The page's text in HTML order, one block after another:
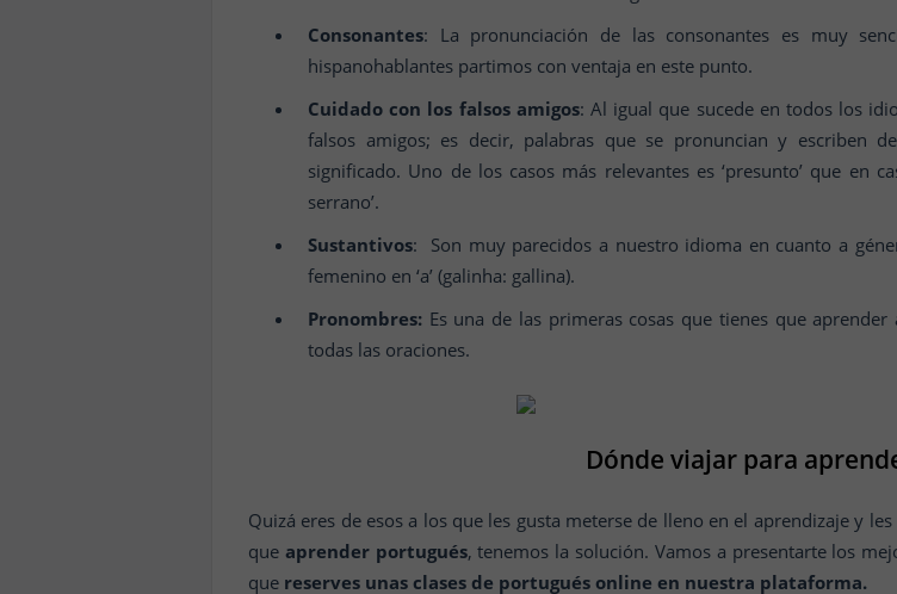
Consonantes: La pronunciación de las consonantes es muy
hispanohablantes partimos con ventaja en este punto.
Cuidado con los falsos amigos: Al igual que sucede en todos los
falsos amigos; es decir, palabras que se pronuncian y escriben
significado. Uno de los casos más relevantes es ‘presunto’ que en
serrano’.
Sustantivos: Son muy parecidos a nuestro idioma en cuanto a
femenino en ‘a’ (galinha: gallina).
Pronombres: Es una de las primeras cosas que tienes que
todas las oraciones.
Dónde viajar para
Quizá eres de esos a los que les gusta meterse de lleno en el aprendizaje y
que aprender portugués, tenemos la solución. Vamos a presentarte los
que reserves unas clases de portugués online en nuestra plataforma.